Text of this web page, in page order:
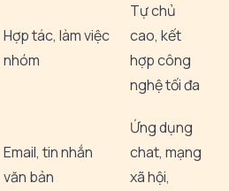
Hợp tác, làm việc
nhóm
Tự chủ
cao, kết
hợp công
nghệ tối đa
Email, tin nhắn
văn bản
Ứng dụng
chat, mạng
xã hội,